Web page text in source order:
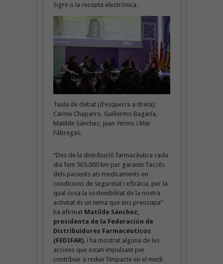
Sigre o la recepta electrònica.
Taula de debat (d’esquerra a dreta):
Carme Chaparro, Guillermo Bagaría,
Matilde Sánchez, Juan Yermo i Mar
Fábregas.
“Des de la distribució farmacèutica cada
dia fem 565.000 km per garantir l’accés
dels pacients als medicaments en
condicions de seguretat i eficàcia, per la
qual cosa la sostenibilitat de la nostra
activitat és un tema que ens preocupa”
ha afirmat Matilde Sánchez,
presidenta de la Federación de
Distribuidores Farmacéuticos
(FEDIFAR), i ha mostrat alguna de les
accions que estan impulsant per
contribuir a reduir l’impacte en el medi